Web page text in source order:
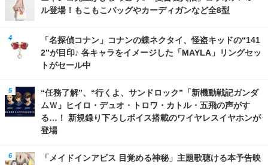
ル登場！もこもこバッグやカーディガンなど全8型
「名探偵コナン」コナンの蝶ネクタイ、怪盗キッドの“141
2”が目印♪ 各キャラをイメージした「MAYLA」リングセッ
トがセール中
“任務了解”、“行くよ、サンドロック”「新機動戦記ガンダ
ムＷ」ヒイロ・デュオ・トロワ・カトル・五飛の声がす
る…！ 新規録り下ろしボイス搭載のワイヤレスイヤホンが
登場
「メイドインアビス 目覚める神秘」主題歌聴ける本予告映